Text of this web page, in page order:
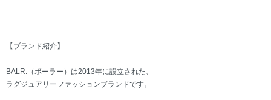
【ブランド紹介】
BALR.（ボーラー）は2013年に設立された、
ラグジュアリーファッションブランドです。